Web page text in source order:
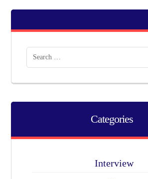
Categories
Interview